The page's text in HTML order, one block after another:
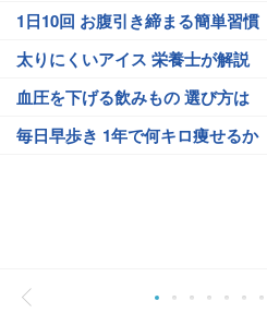
1日10回 お腹引き締まる簡単習慣
太りにくいアイス 栄養士が解説
血圧を下げる飲みもの 選び方は
毎日早歩き 1年で何キロ痩せるか